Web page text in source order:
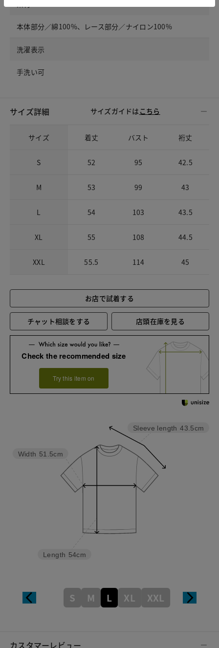
本体部分／綿100%、レース部分／ナイロン100%
洗濯表示
手洗い可
サイズ詳細 サイズガイドは こちら
サイズ 着丈 バスト 裄丈
S 52 95 42.5
M 53 99 43
L 54 103 43.5
XL 55 108 44.5
XXL 55.5 114 45
お店で試着する
チャット相談をする 店頭在庫を見る
Check the recommended size
Try this item on
Sleeve length 43.5cm
Length 54cm
Width 51.5cm
S M L XL XXL
カスタマーレビュー